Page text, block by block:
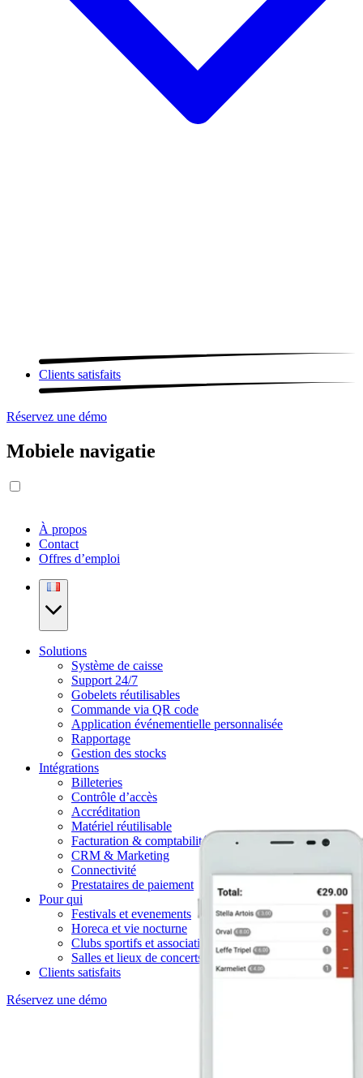
Clients satisfaits
Réservez une démo
Mobiele navigatie
À propos
Contact
Offres d’emploi
Solutions
Système de caisse
Support 24/7
Gobelets réutilisables
Commande via QR code
Application événementielle personnalisée
Rapportage
Gestion des stocks
Intégrations
Billeteries
Contrôle d’accès
Accréditation
Matériel réutilisable
Facturation & comptabilité
CRM & Marketing
Connectivité
Prestataires de paiement
Pour qui
Festivals et evenements
Horeca et vie nocturne
Clubs sportifs et associations
Salles et lieux de concerts
Clients satisfaits
Réservez une démo